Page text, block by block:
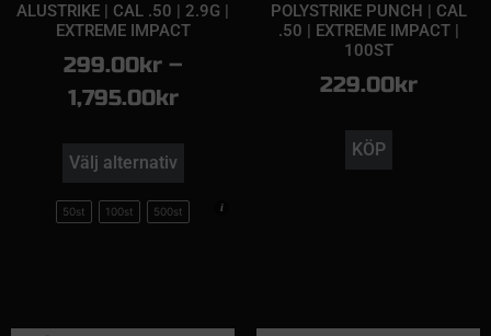
ALUSTRIKE | CAL .50 | 2.9G |
EXTREME IMPACT
299.00kr –
1,795.00kr
Välj alternativ
50st 100st 500st
POLYSTRIKE PUNCH | CAL
.50 | EXTREME IMPACT |
100ST
229.00kr
KÖP